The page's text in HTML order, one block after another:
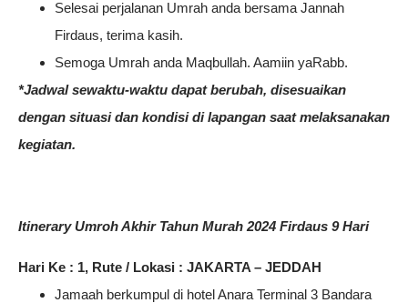
Selesai perjalanan Umrah anda bersama Jannah
Firdaus, terima kasih.
Semoga Umrah anda Maqbullah. Aamiin yaRabb.
*Jadwal sewaktu-waktu dapat berubah, disesuaikan
dengan situasi dan kondisi di lapangan saat melaksanakan
kegiatan.
Itinerary Umroh Akhir Tahun Murah 2024 Firdaus 9 Hari
Hari Ke : 1, Rute / Lokasi : JAKARTA – JEDDAH
Jamaah berkumpul di hotel Anara Terminal 3 Bandara